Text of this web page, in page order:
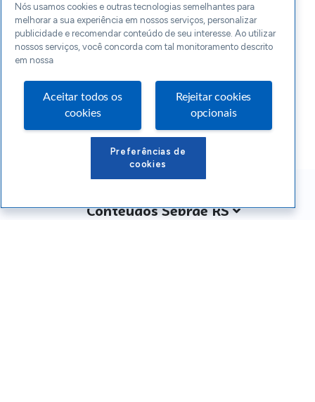
Conteúdos Sebrae RS
Nós usamos cookies e outras tecnologias semelhantes para
melhorar a sua experiência em nossos serviços, personalizar
publicidade e recomendar conteúdo de seu interesse. Ao utilizar
nossos serviços, você concorda com tal monitoramento descrito
em nossa
Aceitar todos os
cookies
Rejeitar cookies
opcionais
Preferências de
cookies